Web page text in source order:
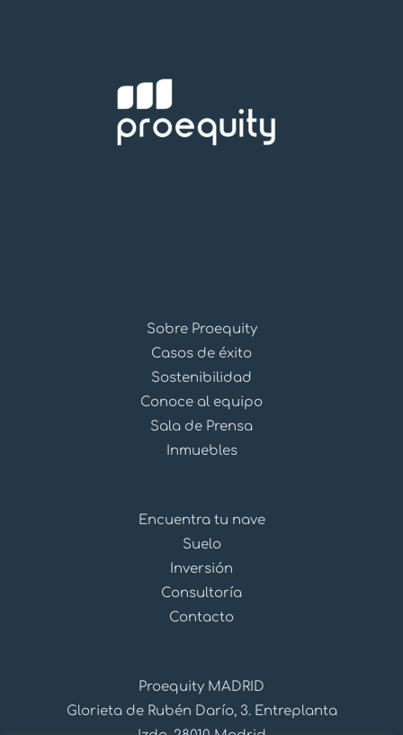
Sobre Proequity
Casos de éxito
Sostenibilidad
Conoce al equipo
Sala de Prensa
Inmuebles
Encuentra tu nave
Suelo
Inversión
Consultoría
Contacto
Proequity MADRID
Glorieta de Rubén Darío, 3. Entreplanta